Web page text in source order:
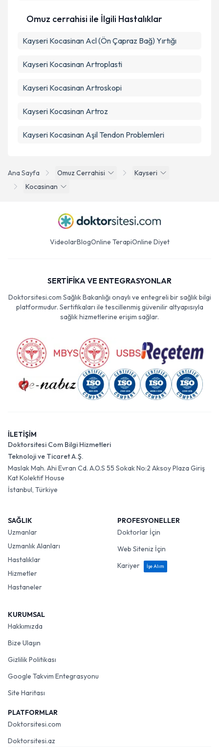
Ana Sayfa Omuz Cerrahisi
Kayseri
Kocasinan
Omuz cerrahisi ile İlgili Hastalıklar
Kayseri Kocasinan Acl (Ön Çapraz Bağ) Yırtığı
Kayseri Kocasinan Artroplasti
Kayseri Kocasinan Artroskopi
Kayseri Kocasinan Artroz
Kayseri Kocasinan Aşil Tendon Problemleri
VideolarBlogOnline TerapiOnline Diyet
SERTİFİKA VE ENTEGRASYONLAR
Doktorsitesi.com Sağlık Bakanlığı onaylı ve entegreli bir sağlık bilgi
platformudur. Sertifikaları ile tescillenmiş güvenilir altyapısıyla
sağlık hizmetlerine erişim sağlar.
İLETİŞİM
Doktorsitesi Com Bilgi Hizmetleri
Teknoloji ve Ticaret A.Ş.
Maslak Mah. Ahi Evran Cd. A.O.S 55 Sokak No:2 Aksoy Plaza Giriş
Kat Kolektif House
İstanbul, Türkiye
SAĞLIK
Uzmanlar
Uzmanlık Alanları
Hastalıklar
Hizmetler
Hastaneler
PROFESYONELLER
Doktorlar İçin
Web Siteniz İçin
Kariyer
İşe Alım
KURUMSAL
Hakkımızda
Bize Ulaşın
Gizlilik Politikası
Google Takvim Entegrasyonu
Site Haritası
PLATFORMLAR
Doktorsitesi.com
Doktorsitesi.az